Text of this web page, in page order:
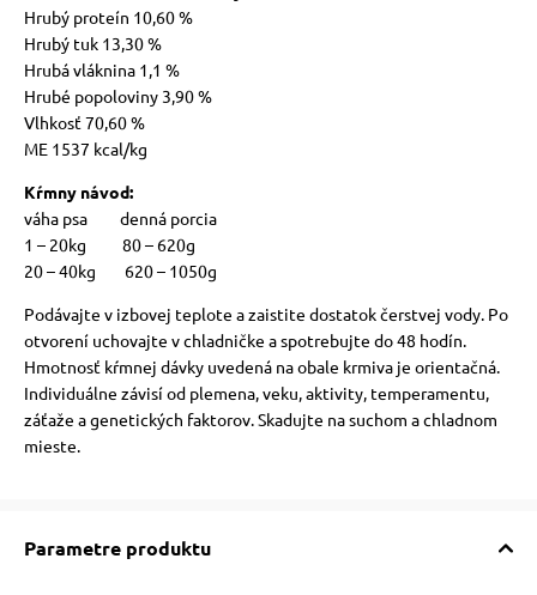
Hrubý proteín 10,60 %
Hrubý tuk 13,30 %
Hrubá vláknina 1,1 %
Hrubé popoloviny 3,90 %
Vlhkosť 70,60 %
ME 1537 kcal/kg
Kŕmny návod:
váha psa denná porcia
1 – 20kg 80 – 620g
20 – 40kg 620 – 1050g
Podávajte v izbovej teplote a zaistite dostatok čerstvej vody. Po
otvorení uchovajte v chladničke a spotrebujte do 48 hodín.
Hmotnosť kŕmnej dávky uvedená na obale krmiva je orientačná.
Individuálne závisí od plemena, veku, aktivity, temperamentu,
záťaže a genetických faktorov. Skadujte na suchom a chladnom
mieste.
Parametre produktu